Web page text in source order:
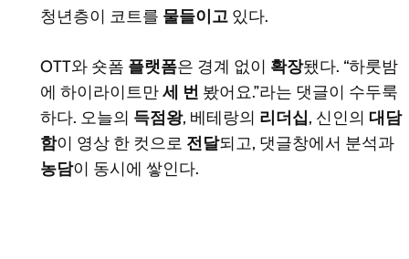
청년층이 코트를 물들이고 있다.
OTT와 숏폼 플랫폼은 경계 없이 확장됐다. “하룻밤
에 하이라이트만세 번 봤어요.”라는 댓글이 수두룩
하다. 오늘의 득점왕, 베테랑의 리더십, 신인의 대담
함이 영상 한 컷으로 전달되고, 댓글창에서 분석과
농담이 동시에 쌓인다.